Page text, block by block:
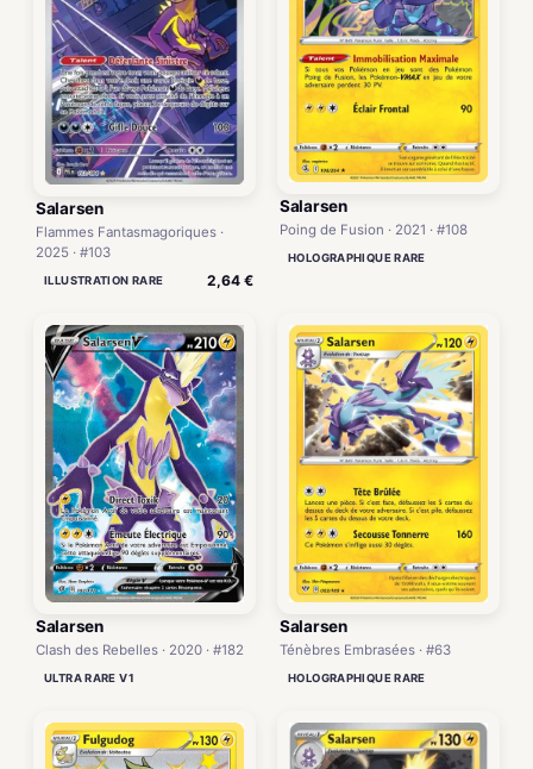
Salarsen
Flammes Fantasmagoriques ·
2025 · #103
ILLUSTRATION RARE 2,64 €
Salarsen
Poing de Fusion · 2021 · #108
HOLOGRAPHIQUE RARE
Salarsen
Clash des Rebelles · 2020 · #182
ULTRA RARE V1
Salarsen
Ténèbres Embrasées · #63
HOLOGRAPHIQUE RARE